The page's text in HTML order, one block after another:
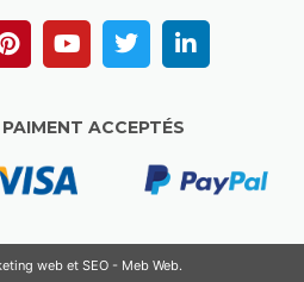
ACCEPTÉS
web et SEO - Meb Web.